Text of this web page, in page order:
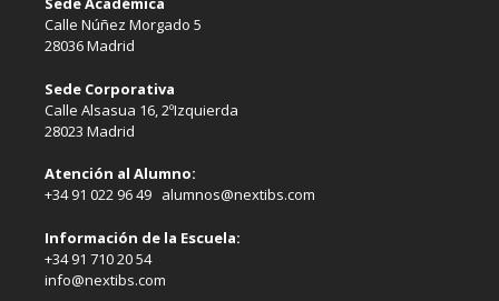
Calle Núñez Morgado 5
28036 Madrid
Sede Corporativa
Calle Alsasua 16, 2ºIzquierda
28023 Madrid
Atención al Alumno:
+34 91 022 96 49 alumnos@nextibs.com
Información de la Escuela:
+34 91 710 20 54
info@nextibs.com